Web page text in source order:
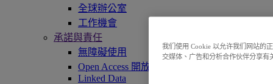
全球辦公室
工作機會
承諾與責任
無障礙使用
Open Access 開放獲取
Linked Data
我们使用 Cookie 以允许我们网站的
交媒体、广告和分析合作伙伴分享有